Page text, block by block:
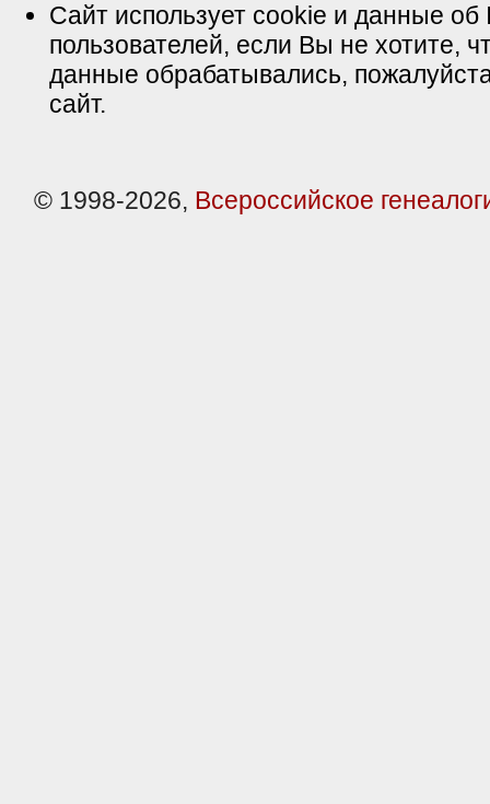
Сайт использует cookie и данные об
пользователей, если Вы не хотите,
данные обрабатывались,
сайт.
© 1998-2026, Всероссийское